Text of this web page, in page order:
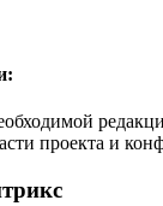
проекта и